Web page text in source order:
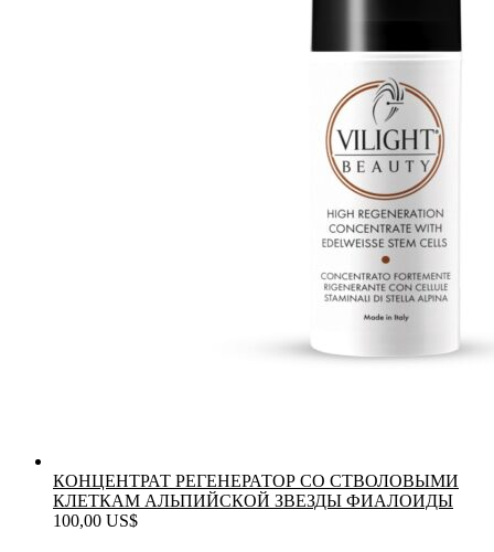
КОНЦЕНТРАТ РЕГЕНЕРАТОР СО СТВОЛОВЫМИ
КЛЕТКАМ АЛЬПИЙСКОЙ ЗВЕЗДЫ ФИАЛОИДЫ
100,00 US$